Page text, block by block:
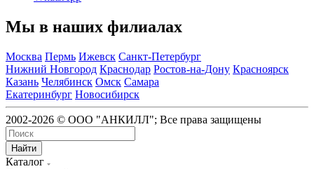
Мы в наших филиалах
Москва Пермь Ижевск Санкт-Петербург
Нижний Новгород Краснодар Ростов-на-Дону Красноярск
Казань Челябинск Омск Самара
Екатеринбург Новосибирск
2002-2026 © ООО "АНКИЛЛ"; Все права защищены
Найти
Каталог